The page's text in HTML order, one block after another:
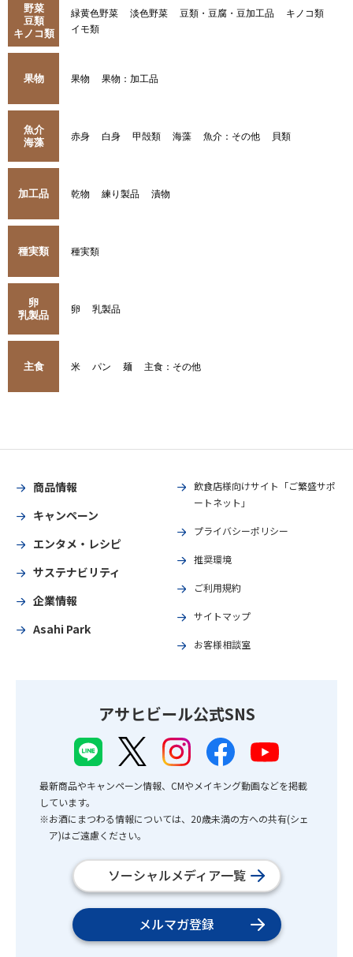
野菜
豆類
キノコ類
緑黄色野菜 淡色野菜 豆類・豆腐・豆加工品
キノコ類
イモ類
果物 果物 果物：加工品
魚介
海藻
赤身 白身 甲殻類 海藻 魚介：その他 貝類
加工品 乾物 練り製品 漬物
種実類 種実類
卵
乳製品
卵 乳製品
主食 米 パン 麺 主食：その他
商品情報
キャンペーン
エンタメ・レシピ
サステナビリティ
企業情報
Asahi Park
飲食店様向けサイト「ご繁盛サポ
ートネット」
プライバシーポリシー
推奨環境
ご利用規約
サイトマップ
お客様相談室
アサヒビール公式SNS
最新商品やキャンペーン情報、CMやメイキング動画などを掲載
しています。
※お酒にまつわる情報については、20歳未満の方への共有(シェ
ア)はご遠慮ください。
ソーシャルメディア一覧
メルマガ登録